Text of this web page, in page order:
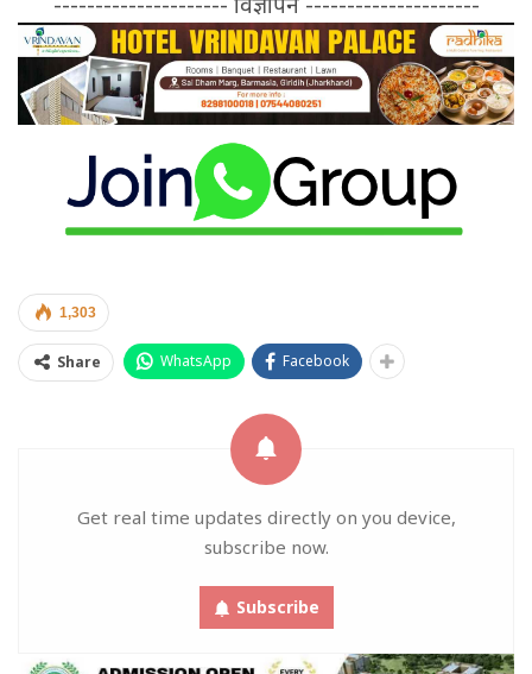
1,303
Share WhatsApp Facebook
Get real time updates directly on you device,
subscribe now.
Subscribe